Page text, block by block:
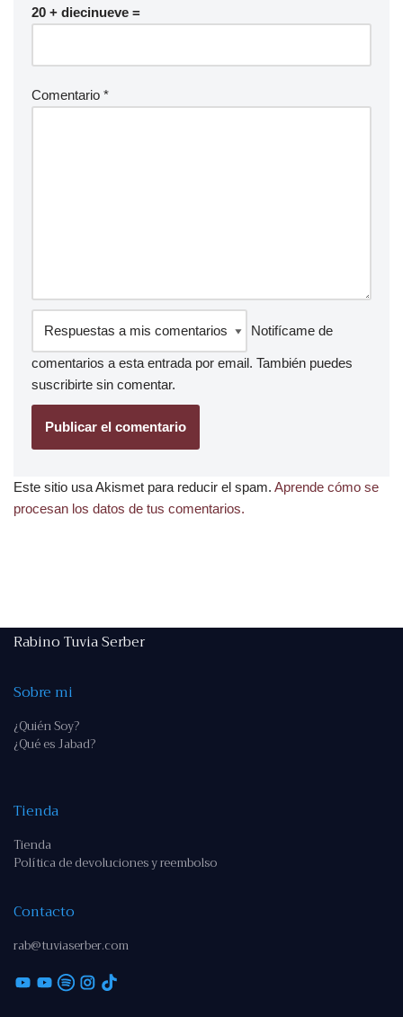
20 + diecinueve =
Comentario *
Notifícame de
comentarios a esta entrada por email. También puedes
suscribirte sin comentar.
Este sitio usa Akismet para reducir el spam. Aprende cómo se
procesan los datos de tus comentarios.
Rabino Tuvia Serber
Sobre mi
¿Quién Soy?
¿Qué es Jabad?
Tienda
Tienda
Política de devoluciones y reembolso
Contacto
rab@tuviaserber.com